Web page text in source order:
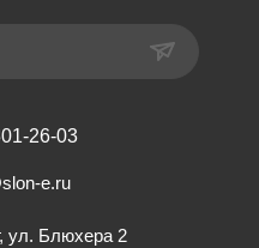
26-03
e.ru
ул. Блюхера 2